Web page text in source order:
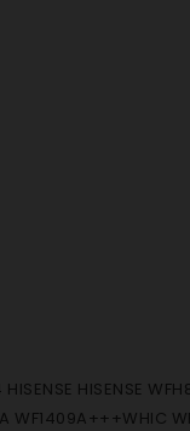
HISENSE
WF1409A+++WHIC